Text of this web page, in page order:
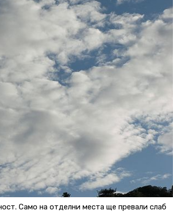
Само на отделни места ще превали слаб